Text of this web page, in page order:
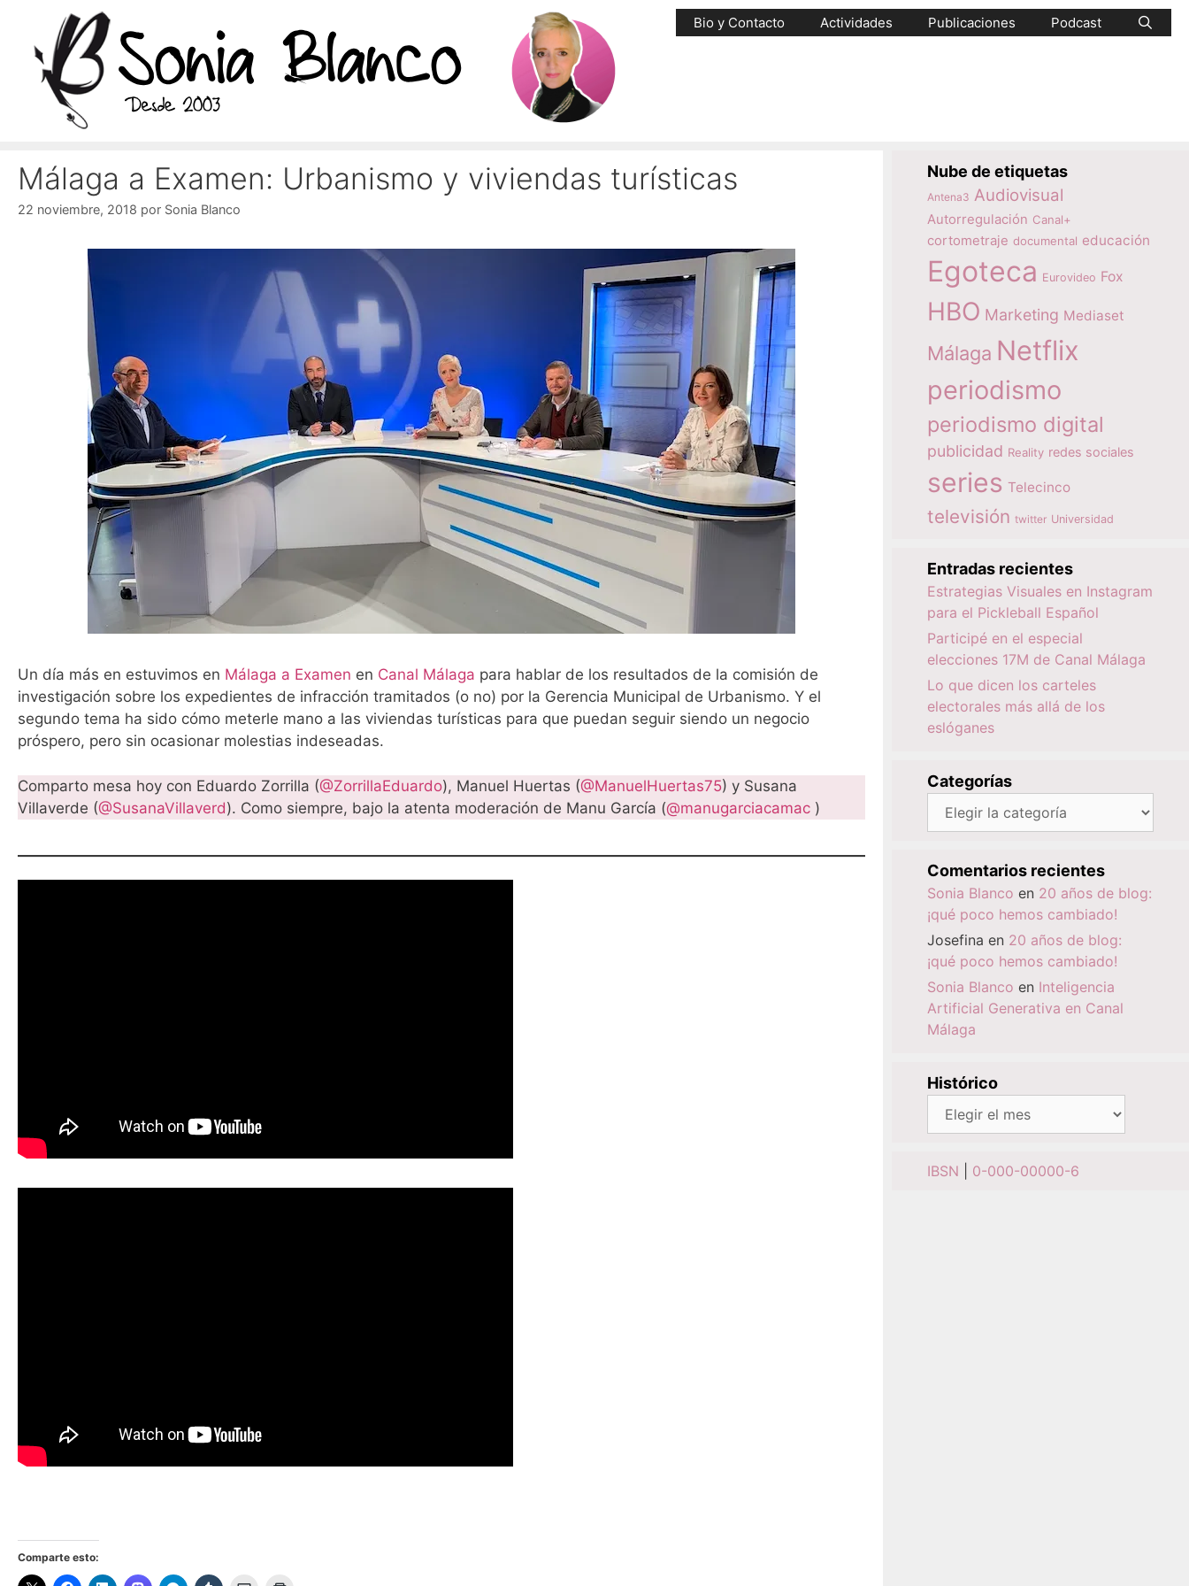
contenido
Bio y Contacto Actividades Publicaciones Podcast
Málaga a Examen: Urbanismo y viviendas turísticas
22 noviembre, 2018 por Sonia Blanco
Un día más en estuvimos en Málaga a Examen en Canal Málaga para hablar de los resultados de la comisión de
investigación sobre los expedientes de infracción tramitados (o no) por la Gerencia Municipal de Urbanismo. Y el
segundo tema ha sido cómo meterle mano a las viviendas turísticas para que puedan seguir siendo un negocio
próspero, pero sin ocasionar molestias indeseadas.
Comparto mesa hoy con Eduardo Zorrilla (@ZorrillaEduardo), Manuel Huertas (@ManuelHuertas75) y Susana
Villaverde (@SusanaVillaverd). Como siempre, bajo la atenta moderación de Manu García (@manugarciacamac )
Comparte esto:
Nube de etiquetas
Antena3 Audiovisual
Autorregulación Canal+
cortometraje documental educación
Egoteca Eurovideo Fox
HBO Marketing Mediaset
Málaga Netflix
periodismo
periodismo digital
publicidad Reality redes sociales
series Telecinco
televisión twitter Universidad
Entradas recientes
Estrategias Visuales en Instagram
para el Pickleball Español
Participé en el especial
elecciones 17M de Canal Málaga
Lo que dicen los carteles
electorales más allá de los
eslóganes
Categorías
Categorías
Comentarios recientes
Sonia Blanco en 20 años de blog:
¡qué poco hemos cambiado!
Josefina en 20 años de blog:
¡qué poco hemos cambiado!
Sonia Blanco en Inteligencia
Artificial Generativa en Canal
Málaga
Histórico
Histórico
IBSN 0-000-00000-6